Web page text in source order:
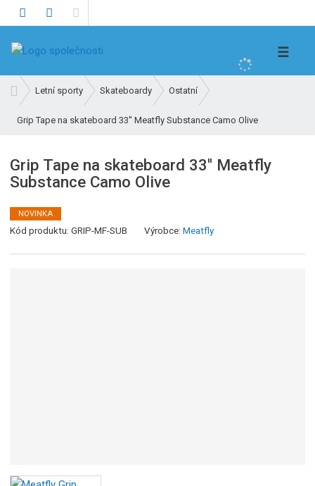
e
t
☰
v
o
í
s
r
a
Letní sporty Skateboardy Ostatní
Grip Tape na skateboard 33'' Meatfly Substance Camo Olive
Grip Tape na skateboard 33'' Meatfly
Substance Camo Olive
NOVINKA
Kód produktu:GRIP-MF-SUB Výrobce:Meatfly